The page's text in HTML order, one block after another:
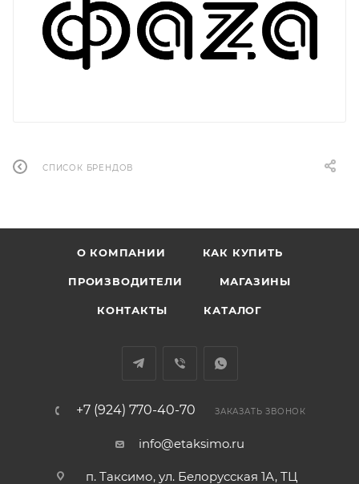
СПИСОК БРЕНДОВ
О КОМПАНИИ КАК КУПИТЬ
ПРОИЗВОДИТЕЛИ МАГАЗИНЫ
КОНТАКТЫ КАТАЛОГ
+7 (924) 770-40-70 ЗАКАЗАТЬ ЗВОНОК
info@etaksimo.ru
п. Таксимо, ул. Белорусская 1А, ТЦ